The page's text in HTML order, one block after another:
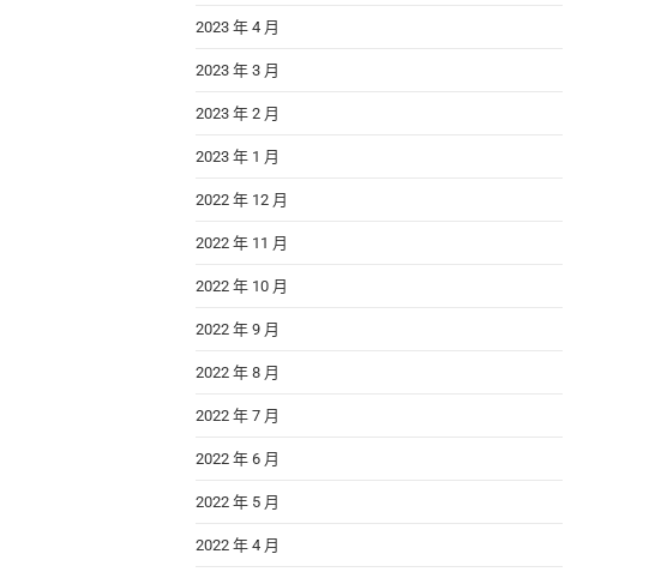
2023 年 4 月
2023 年 3 月
2023 年 2 月
2023 年 1 月
2022 年 12 月
2022 年 11 月
2022 年 10 月
2022 年 9 月
2022 年 8 月
2022 年 7 月
2022 年 6 月
2022 年 5 月
2022 年 4 月